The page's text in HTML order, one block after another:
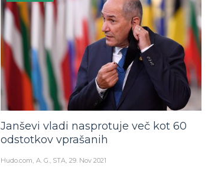
Janševi vladi nasprotuje več kot 60
odstotkov vprašanih
Hudo.com A. G., STA 29. Nov 2021